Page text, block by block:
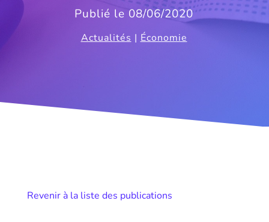
Publié le 08/06/2020
Actualités | Économie
Revenir à la liste des publications